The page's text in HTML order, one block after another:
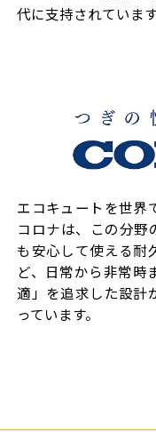
代に支持されています
エコキュートを世界
コロナは、この分野
も安心して使える耐
ど、日常から非常時
適」を追求した設計
っています。